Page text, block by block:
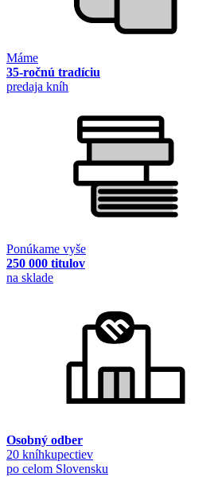
Máme
35-ročnú tradíciu
predaja kníh
Ponúkame vyše
250 000 titulov
na sklade
Osobný odber
20 kníhkupectiev
po celom Slovensku